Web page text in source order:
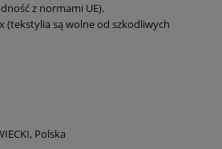
z normami UE).
(tekstylia są wolne od szkodliwych
Polska